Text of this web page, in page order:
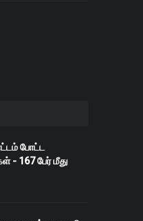
போட்ட
167 பேர் மீது